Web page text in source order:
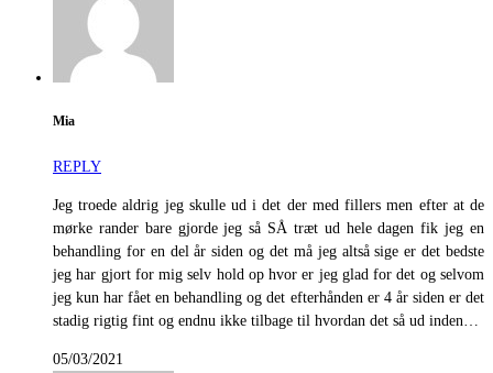
Mia
REPLY
Jeg troede aldrig jeg skulle ud i det der med fillers men efter at de
mørke rander bare gjorde jeg så SÅ træt ud hele dagen fik jeg en
behandling for en del år siden og det må jeg altså sige er det bedste
jeg har gjort for mig selv hold op hvor er jeg glad for det og selvom
jeg kun har fået en behandling og det efterhånden er 4 år siden er det
stadig rigtig fint og endnu ikke tilbage til hvordan det så ud inden…
05/03/2021